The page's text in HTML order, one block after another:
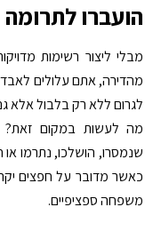
הועברו לתרומה
מבלי ליצור רשימות
מהדירה, אתם עלולים
לגרום ללא רק בלבול אלא
מה לעשות במקום זאת?
שנמסרו, הושלכו, נתרמו או
כאשר מדובר על חפצים
משפחה ספציפיים.